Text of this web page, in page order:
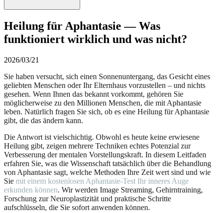
Heilung für Aphantasie — Was
funktioniert wirklich und was nicht?
2026/03/21
Sie haben versucht, sich einen Sonnenuntergang, das Gesicht eines
geliebten Menschen oder Ihr Elternhaus vorzustellen – und nichts
gesehen. Wenn Ihnen das bekannt vorkommt, gehören Sie
möglicherweise zu den Millionen Menschen, die mit Aphantasie
leben. Natürlich fragen Sie sich, ob es eine Heilung für Aphantasie
gibt, die das ändern kann.
Die Antwort ist vielschichtig. Obwohl es heute keine erwiesene
Heilung gibt, zeigen mehrere Techniken echtes Potenzial zur
Verbesserung der mentalen Vorstellungskraft. In diesem Leitfaden
erfahren Sie, was die Wissenschaft tatsächlich über die Behandlung
von Aphantasie sagt, welche Methoden Ihre Zeit wert sind und wie
Sie mit einem kostenlosen Aphantasie-Test Ihr inneres Auge
erkunden können. Wir werden Image Streaming, Gehirntraining,
Forschung zur Neuroplastizität und praktische Schritte
aufschlüsseln, die Sie sofort anwenden können.